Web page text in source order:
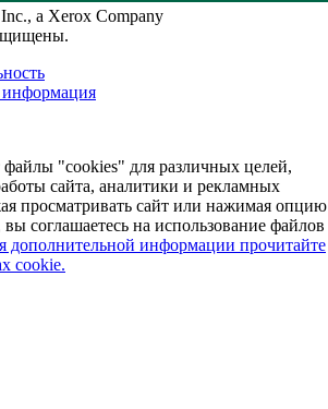
a Xerox Company
информация
файлы "cookies" для различных целей,
сайта, аналитики и рекламных
просматривать сайт или нажимая опцию
соглашаетесь на использование файлов
дополнительной информации прочитайте
cookie.